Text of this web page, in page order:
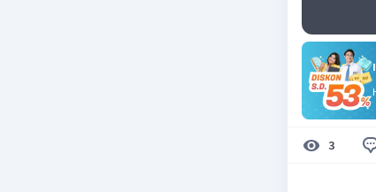
3